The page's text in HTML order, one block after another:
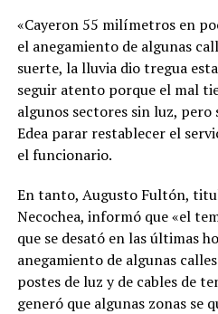
«Cayeron 55 milímetros en
el anegamiento de algunas
suerte, la lluvia dio tregua
seguir atento porque el mal
algunos sectores sin luz,
Edea parar restablecer el
el funcionario.
En tanto, Augusto Fultón,
Necochea, informó que «el
que se desató en las últimas
anegamiento de algunas
postes de luz y de cables de
generó que algunas zonas se